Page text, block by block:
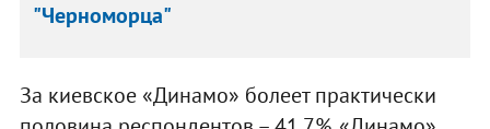
"Черноморца"
За киевское «Динамо» болеет практически